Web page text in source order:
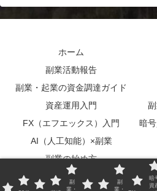
ホーム
副業活動報告
副業・起業の資金調達ガイド
資産運用入門
FX（エフエックス）入門
暗
AI（人工知能）×副業
副業の始め方
実用書レビュー
副
業・
副
業・
暗
資